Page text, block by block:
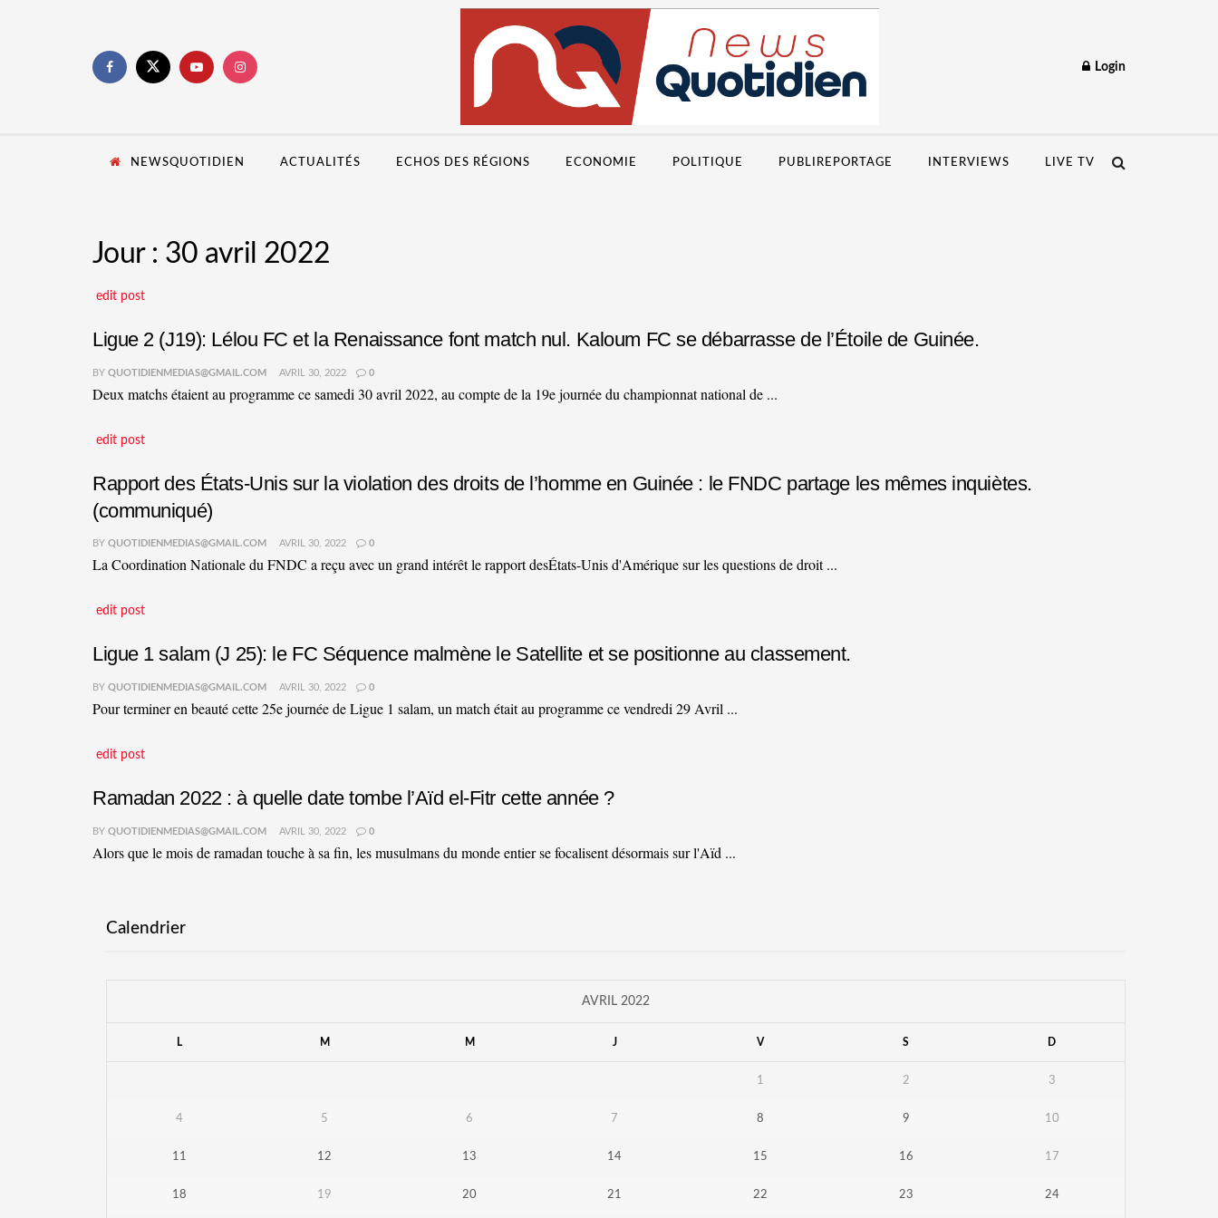
Login
NEWSQUOTIDIEN ACTUALITÉS ECHOS DES RÉGIONS ECONOMIE POLITIQUE PUBLIREPORTAGE INTERVIEWS LIVE TV
Jour : 30 avril 2022
edit post
Ligue 2 (J19): Lélou FC et la Renaissance font match nul. Kaloum FC se débarrasse de l’Étoile de Guinée.
BY QUOTIDIENMEDIAS@GMAIL.COM AVRIL 30, 2022 0
Deux matchs étaient au programme ce samedi 30 avril 2022, au compte de la 19e journée du championnat national de ...
edit post
Rapport des États-Unis sur la violation des droits de l’homme en Guinée : le FNDC partage les mêmes inquiètes.
(communiqué)
BY QUOTIDIENMEDIAS@GMAIL.COM AVRIL 30, 2022 0
La Coordination Nationale du FNDC a reçu avec un grand intérêt le rapport desÉtats-Unis d'Amérique sur les questions de droit ...
edit post
Ligue 1 salam (J 25): le FC Séquence malmène le Satellite et se positionne au classement.
BY QUOTIDIENMEDIAS@GMAIL.COM AVRIL 30, 2022 0
Pour terminer en beauté cette 25e journée de Ligue 1 salam, un match était au programme ce vendredi 29 Avril ...
edit post
Ramadan 2022 : à quelle date tombe l’Aïd el-Fitr cette année ?
BY QUOTIDIENMEDIAS@GMAIL.COM AVRIL 30, 2022 0
Alors que le mois de ramadan touche à sa fin, les musulmans du monde entier se focalisent désormais sur l'Aïd ...
Calendrier
AVRIL 2022
L M M J V S D
1 2 3
4 5 6 7 8 9 10
11 12 13 14 15 16 17
18 19 20 21 22 23 24